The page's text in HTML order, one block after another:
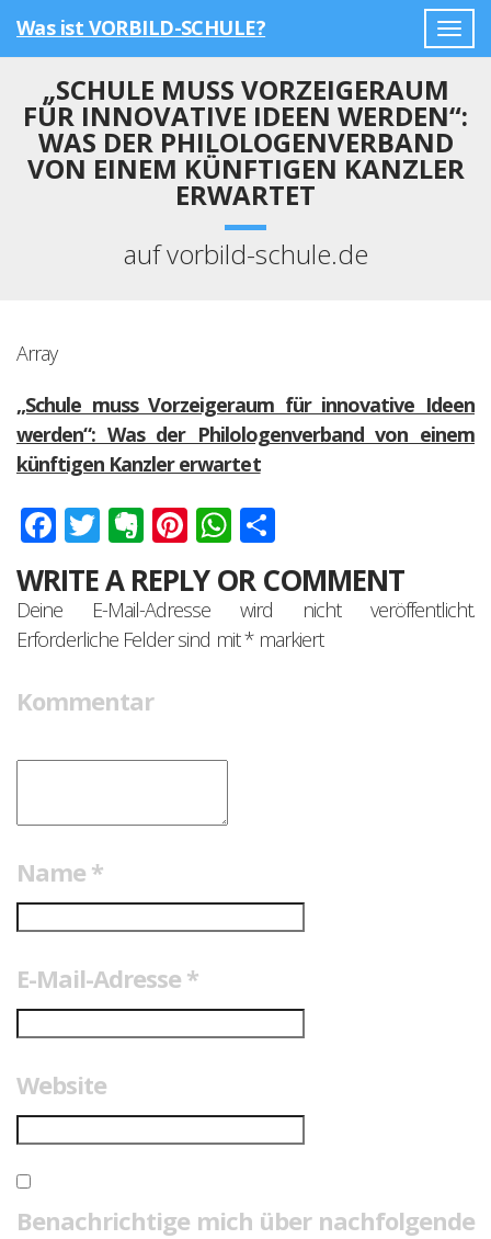
Was ist VORBILD-SCHULE?
„SCHULE MUSS VORZEIGERAUM
FÜR INNOVATIVE IDEEN WERDEN“:
WAS DER PHILOLOGENVERBAND
VON EINEM KÜNFTIGEN KANZLER
ERWARTET
auf vorbild-schule.de
Array
„Schule muss Vorzeigeraum für innovative Ideen
werden“: Was der Philologenverband von einem
künftigen Kanzler erwartet
Facebook
Twitter
Evernote
Pinterest
WhatsApp
WRITE A REPLY OR COMMENT
Deine E-Mail-Adresse wird nicht veröffentlicht.
Erforderliche Felder sind mit*markiert
Kommentar
Name *
E-Mail-Adresse *
Website
Benachrichtige mich über nachfolgende